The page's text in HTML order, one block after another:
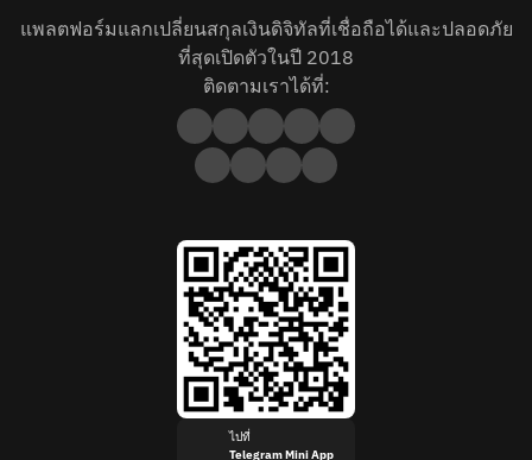
แพลตฟอร์มแลกเปลี่ยนสกุลเงินดิจิทัลที่เชื่อถือได้และปลอดภัย
ที่สุดเปิดตัวในปี 2018
ติดตามเราได้ที่:
ไปที่
Telegram Mini App